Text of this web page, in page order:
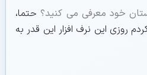
خود معرفی می کنید؟ حتما،
روزی این نرف افزار این قدر به